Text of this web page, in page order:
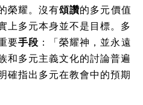
榮耀。沒有頌讚的多元價值
上多元本身並不是目標。多
要手段 ：「榮耀神，並永遠
和多元主義文化的討論普遍
確指出多元在教會中的預期